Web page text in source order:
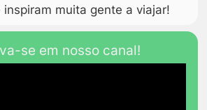
inspiram muita gente a viajar!
se em nosso canal!